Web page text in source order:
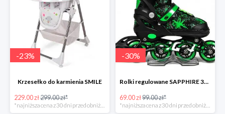
-23%
Krzesełko do karmienia SMILE
229.00 zł299.00 zł*
-30%
Rolki regulowane SAPPHIRE 3W1 IQ4
69.00 zł99.00 zł*